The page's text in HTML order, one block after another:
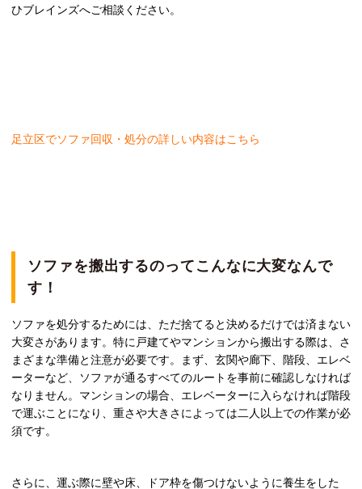
ひブレインズへご相談ください。
足立区でソファ回収・処分の詳しい内容はこちら
ソファを搬出するのってこんなに大変なんで
す！
ソファを処分するためには、ただ捨てると決めるだけでは済まない
大変さがあります。特に戸建てやマンションから搬出する際は、さ
まざまな準備と注意が必要です。まず、玄関や廊下、階段、エレベ
ーターなど、ソファが通るすべてのルートを事前に確認しなければ
なりません。マンションの場合、エレベーターに入らなければ階段
で運ぶことになり、重さや大きさによっては二人以上での作業が必
須です。
さらに、運ぶ際に壁や床、ドア枠を傷つけないように養生をした